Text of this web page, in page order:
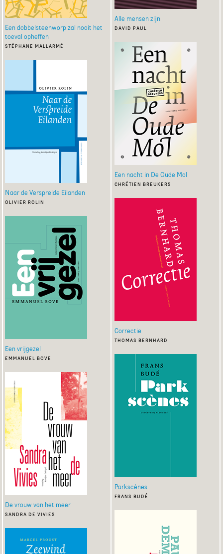
Een dobbelsteenworp zal nooit het
toeval opheffen
stéphane mallarmé
Naar de Verspreide Eilanden
olivier rolin
Een vrijgezel
emmanuel bove
De vrouw van het meer
sandra de vivies
Alle mensen zijn
david paul
Een nacht in De Oude Mol
chrétien breukers
Correctie
thomas bernhard
Parkscènes
frans budé